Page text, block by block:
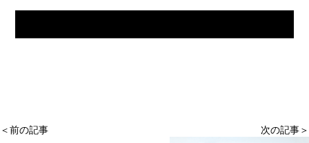
＜前の記事 次の記事＞